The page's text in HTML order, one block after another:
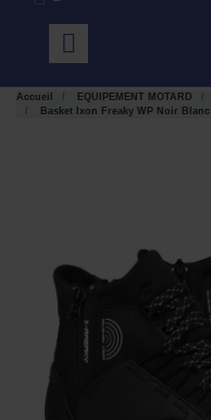
Accueil EQUIPEMENT MOTARD
Basket Ixon Freaky WP Noir Blanc